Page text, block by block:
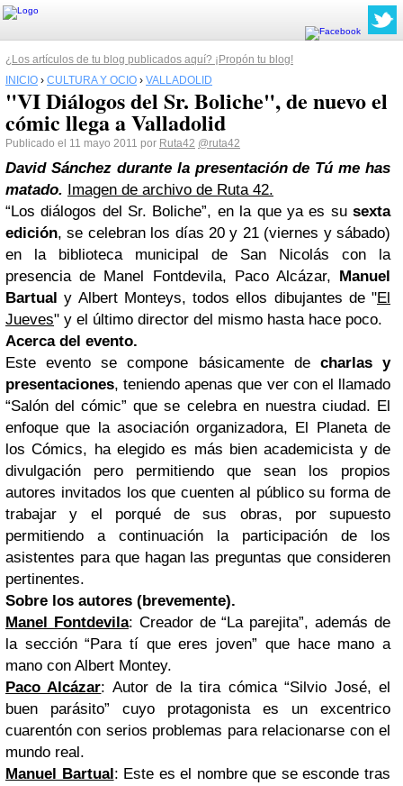
¿Los artículos de tu blog publicados aquí? ¡Propón tu blog!
INICIO › CULTURA Y OCIO › VALLADOLID
"VI Diálogos del Sr. Boliche", de nuevo el
cómic llega a Valladolid
Publicado el 11 mayo 2011 por Ruta42 @ruta42
David Sánchez durante la presentación de Tú me has
matado. Imagen de archivo de Ruta 42.
“Los diálogos del Sr. Boliche”, en la que ya es su sexta
edición, se celebran los días 20 y 21 (viernes y sábado)
en la biblioteca municipal de San Nicolás con la
presencia de Manel Fontdevila, Paco Alcázar, Manuel
Bartual y Albert Monteys, todos ellos dibujantes de "El
Jueves" y el último director del mismo hasta hace poco.
Acerca del evento.
Este evento se compone básicamente de charlas y
presentaciones, teniendo apenas que ver con el llamado
“Salón del cómic” que se celebra en nuestra ciudad. El
enfoque que la asociación organizadora, El Planeta de
los Cómics, ha elegido es más bien academicista y de
divulgación pero permitiendo que sean los propios
autores invitados los que cuenten al público su forma de
trabajar y el porqué de sus obras, por supuesto
permitiendo a continuación la participación de los
asistentes para que hagan las preguntas que consideren
pertinentes.
Sobre los autores (brevemente).
Manel Fontdevila: Creador de “La parejita”, además de
la sección “Para tí que eres joven” que hace mano a
mano con Albert Montey.
Paco Alcázar: Autor de la tira cómica “Silvio José, el
buen parásito” cuyo protagonista es un excentrico
cuarentón con serios problemas para relacionarse con el
mundo real.
Manuel Bartual: Este es el nombre que se esconde tras